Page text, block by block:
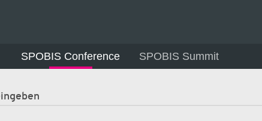
SPOBIS Conference SPOBIS Summit